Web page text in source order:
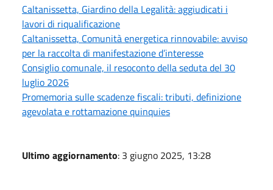
Caltanissetta, Giardino della Legalità: aggiudicati i
lavori di riqualificazione
Caltanissetta, Comunità energetica rinnovabile: avviso
per la raccolta di manifestazione d’interesse
Consiglio comunale, il resoconto della seduta del 30
luglio 2026
Promemoria sulle scadenze fiscali: tributi, definizione
agevolata e rottamazione quinquies
Ultimo aggiornamento: 3 giugno 2025, 13:28